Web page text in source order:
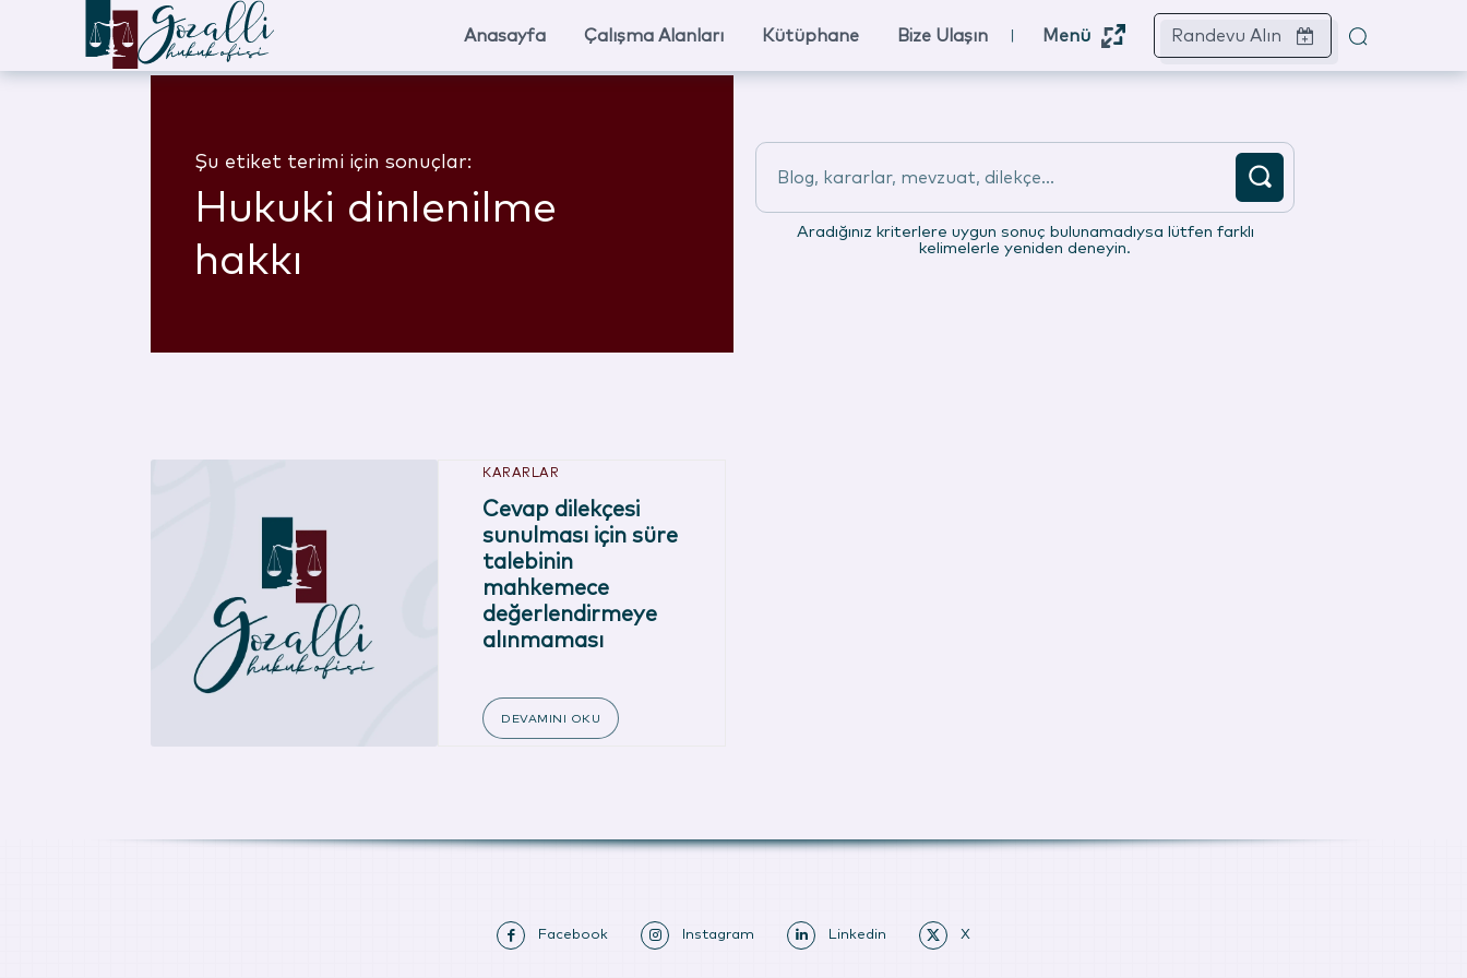
Anasayfa Çalışma Alanları Kütüphane Bize Ulaşın Menü Randevu Alın
Şu etiket terimi için sonuçlar:
Hukuki dinlenilme
hakkı
Blog, kararlar, mevzuat, dilekçe...
Aradığınız kriterlere uygun sonuç bulunamadıysa lütfen farklı
kelimelerle yeniden deneyin.
KARARLAR
Cevap dilekçesi
sunulması için süre
talebinin
mahkemece
değerlendirmeye
alınmaması
DEVAMINI OKU
Facebook Instagram Linkedin X